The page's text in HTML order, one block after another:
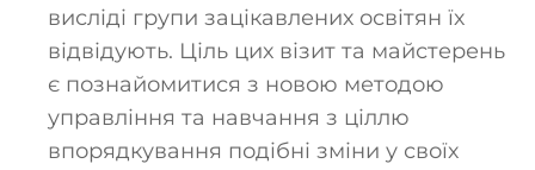
висліді групи зацікавлених освітян їх
відвідують. Ціль цих візит та майстерень
є познайомитися з новою методою
управління та навчання з ціллю
впорядкування подібні зміни у своїх